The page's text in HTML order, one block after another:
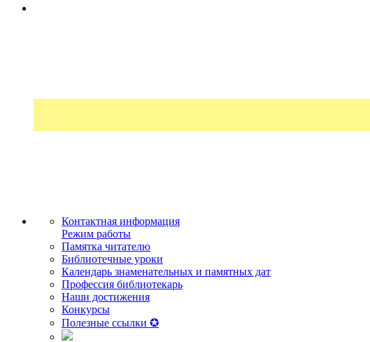
Контактная информация
Режим работы
Памятка читателю
Библиотечные уроки
Календарь знаменательных и памятных дат
Профессия библиотекарь
Наши достижения
Конкурсы
Полезные ссылки ✪